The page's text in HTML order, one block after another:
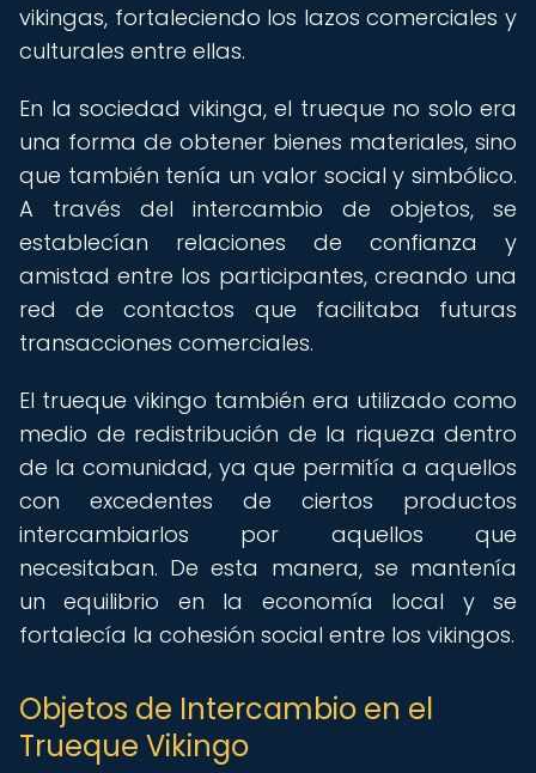
vikingas, fortaleciendo los lazos comerciales y
culturales entre ellas.
En la sociedad vikinga, el trueque no solo era
una forma de obtener bienes materiales, sino
que también tenía un valor social y simbólico.
A través del intercambio de objetos, se
establecían relaciones de confianza y
amistad entre los participantes, creando una
red de contactos que facilitaba futuras
transacciones comerciales.
El trueque vikingo también era utilizado como
medio de redistribución de la riqueza dentro
de la comunidad, ya que permitía a aquellos
con excedentes de ciertos productos
intercambiarlos por aquellos que
necesitaban. De esta manera, se mantenía
un equilibrio en la economía local y se
fortalecía la cohesión social entre los vikingos.
Objetos de Intercambio en el
Trueque Vikingo